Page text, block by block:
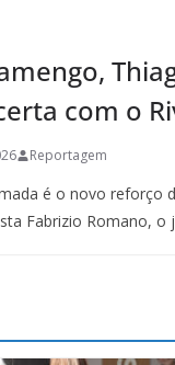
com o
Reportagem
é o novo reforço
Fabrizio Romano, o